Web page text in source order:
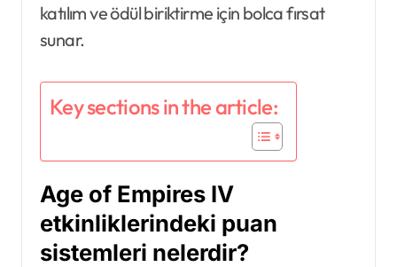
katılım ve ödül biriktirme için bolca fırsat
sunar.
Key sections in the article:
Age of Empires IV
etkinliklerindeki puan
sistemleri nelerdir?